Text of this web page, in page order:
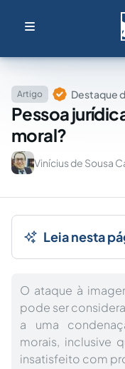
Artigo Destaque
Pessoa
moral?
Vinícius de Sousa
Leia nesta
O ataque à
pode ser
a uma
morais, inclusive
insatisfeito com